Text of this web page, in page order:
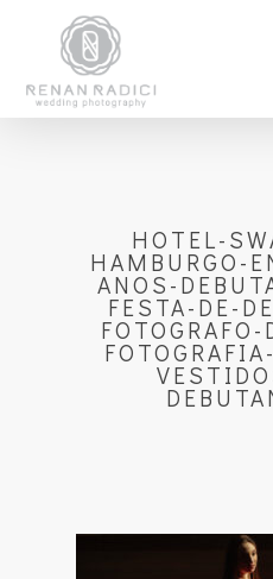
HOTEL-
HAMBURGO-
ANOS-
FESTA-DE-